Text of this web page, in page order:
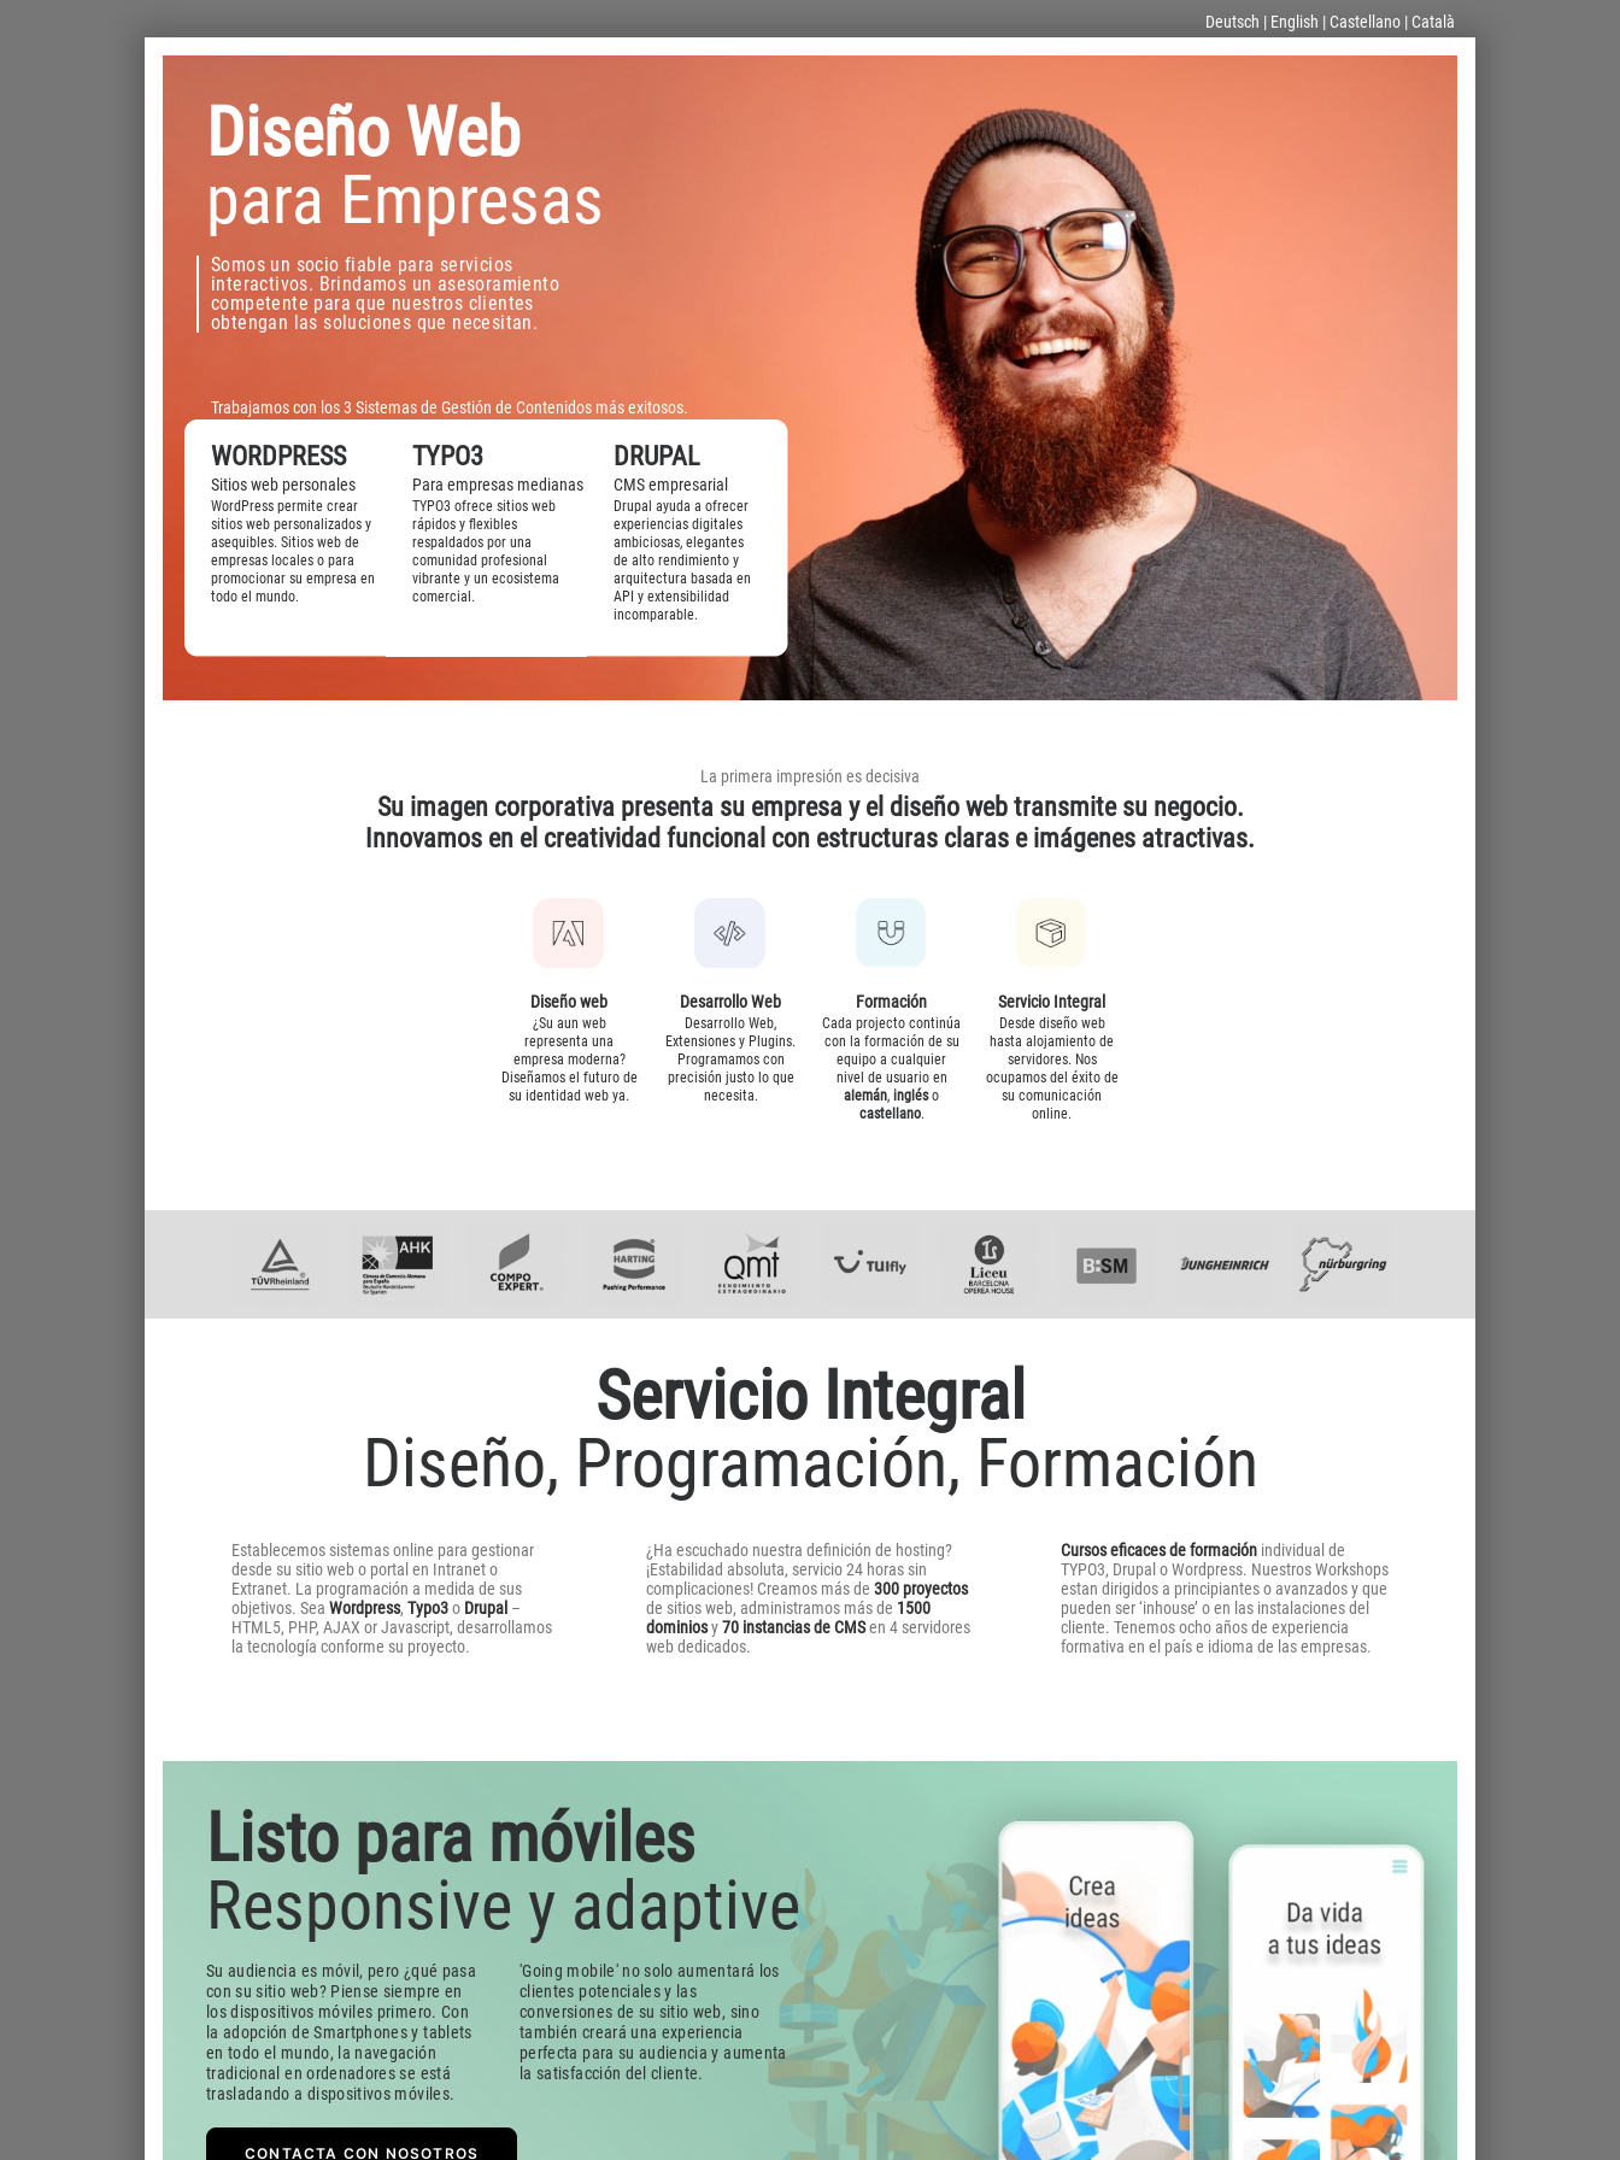
Deutsch | English |Castellano |Català
Diseño Web
para Empresas
Somos un socio fiable para servicios
interactivos. Brindamos un asesoramiento
competente para que nuestros clientes
obtengan las soluciones que necesitan.
Trabajamos con los 3 Sistemas de Gestión de Contenidos más exitosos.
WORDPRESS
Sitios web personales
WordPress permite crear
sitios web personalizados y
asequibles. Sitios web de
empresas locales o para
promocionar su empresa en
todo el mundo.
TYPO3
Para empresas medianas
TYPO3 ofrece sitios web
rápidos y flexibles
respaldados por una
comunidad profesional
vibrante y un ecosistema
comercial.
DRUPAL
CMS empresarial
Drupal ayuda a ofrecer
experiencias digitales
ambiciosas, elegantes
de alto rendimiento y
arquitectura basada en
API y extensibilidad
incomparable.
La primera impresión es decisiva
Su imagen corporativa presenta su empresa y el diseño web transmite su negocio.
Innovamos en el creatividad funcional con estructuras claras e imágenes atractivas.
Diseño web
¿Su aun web
representa una
empresa moderna?
Diseñamos el futuro de
su identidad web ya.
Desarrollo Web
Desarrollo Web,
Extensiones y Plugins.
Programamos con
precisión justo lo que
necesita.
Formación
Cada projecto continúa
con la formación de su
equipo a cualquier
nivel de usuario en
alemán, ingléso
castellano.
Servicio Integral
Desde diseño web
hasta alojamiento de
servidores. Nos
ocupamos del éxito de
su comunicación
online.
Servicio Integral
Diseño, Programación, Formación
Establecemos sistemas online para gestionar
desde su sitio web o portal en Intranet o
Extranet. La programación a medida de sus
objetivos. Sea Wordpress, Typo3o Drupal –
HTML5, PHP, AJAX or Javascript, desarrollamos
la tecnología conforme su proyecto.
¿Ha escuchado nuestra definición de hosting?
¡Estabilidad absoluta, servicio 24 horas sin
complicaciones! Creamos más de 300 proyectos
de sitios web, administramos más de 1500
dominiosy70 instancias de CMSen 4 servidores
web dedicados.
Cursos eficaces de formación individual de
TYPO3, Drupal o Wordpress. Nuestros Workshops
estan dirigidos a principiantes o avanzados y que
pueden ser ‘inhouse’ o en las instalaciones del
cliente. Tenemos ocho años de experiencia
formativa en el país e idioma de las empresas.
Listo para móviles
Responsive y adaptive
Su audiencia es móvil, pero ¿qué pasa
con su sitio web? Piense siempre en
los dispositivos móviles primero. Con
la adopción de Smartphones y tablets
en todo el mundo, la navegación
tradicional en ordenadores se está
trasladando a dispositivos móviles.
'Going mobile' no solo aumentará los
clientes potenciales y las
conversiones de su sitio web, sino
también creará una experiencia
perfecta para su audiencia y aumenta
la satisfacción del cliente.
CONTACTA CON NOSOTROS